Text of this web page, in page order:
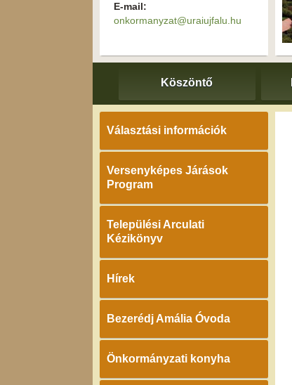
E-mail:
onkormanyzat@uraiujfalu.hu
Köszöntő
Választási információk
Versenyképes Járások
Program
Települési Arculati
Kézikönyv
Hírek
Bezerédj Amália Óvoda
Önkormányzati konyha